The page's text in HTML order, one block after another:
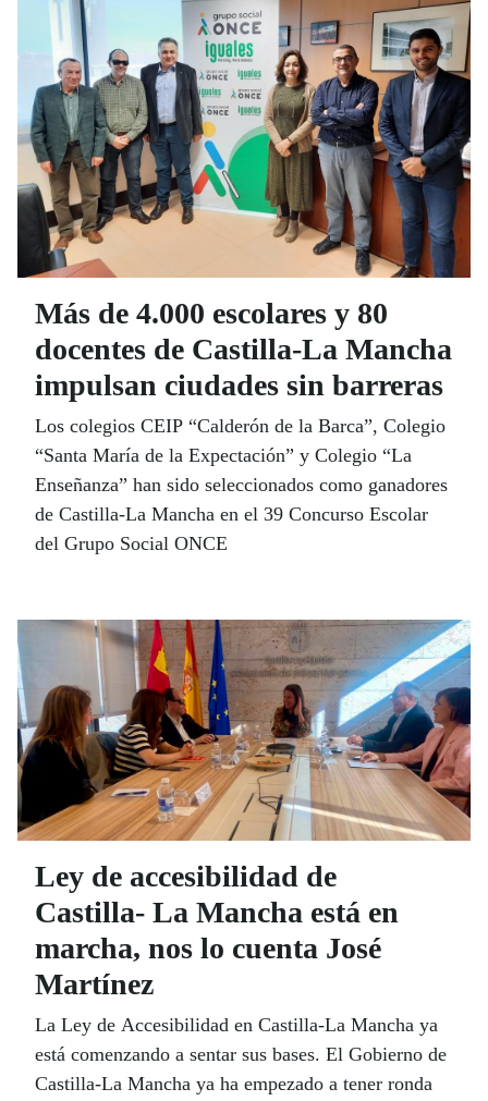
Más de 4.000 escolares y 80
docentes de Castilla-La Mancha
impulsan ciudades sin barreras
Los colegios CEIP “Calderón de la Barca”, Colegio
“Santa María de la Expectación” y Colegio “La
Enseñanza” han sido seleccionados como ganadores
de Castilla-La Mancha en el 39 Concurso Escolar
del Grupo Social ONCE
Ley de accesibilidad de
Castilla- La Mancha está en
marcha, nos lo cuenta José
Martínez
La Ley de Accesibilidad en Castilla-La Mancha ya
está comenzando a sentar sus bases. El Gobierno de
Castilla-La Mancha ya ha empezado a tener ronda